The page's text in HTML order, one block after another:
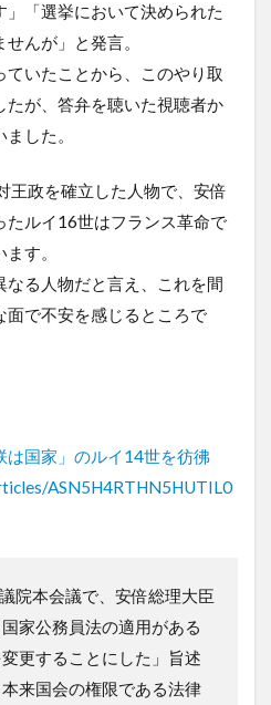
「選挙において決められた
んが」と発言。
いたことから、このやり取
たが、答弁を聴いた視聴者か
した。
王政を確立した人物で、安倍
たルイ16世はフランス革命で
す。
る人物だと言え、これを間
で不安を感じるところで
は国家」のルイ14世を彷彿
ASN5H4RTHN5HUTIL0
院本会議で、安倍総理大臣
家公務員法の適用がある
更することにした」旨述
来国会の権限である法律